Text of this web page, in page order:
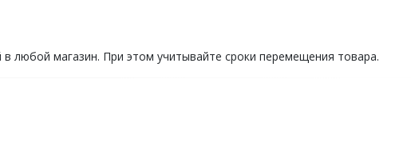
любой магазин. При этом учитывайте сроки перемещения товара.